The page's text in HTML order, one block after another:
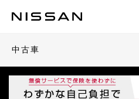
中古車
閉じる
閉じる
閉じる
閉じる
閉じる
閉じる
閉じる
閉じる
閉じる
閉じる
閉じる
閉じる
閉じる
閉じる
閉じる
閉じる
閉じる
閉じる
閉じる
閉じる